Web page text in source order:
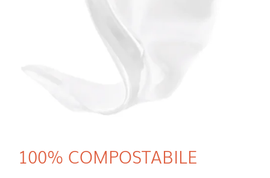
100% COMPOSTABILE